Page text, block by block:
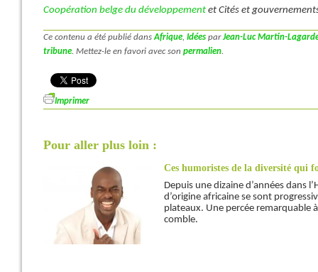
Coopération belge du développement et Cités et
Ce contenu a été publié dansAfrique, Idées parJean-Luc Martin-
tribune. Mettez-le en favori avec son permalien.
Imprimer
Pour aller plus loin :
Ces humoristes de la diversité qui
Depuis une dizaine d’années dans
d’origine africaine se sont
plateaux. Une percée remarquable
comble.